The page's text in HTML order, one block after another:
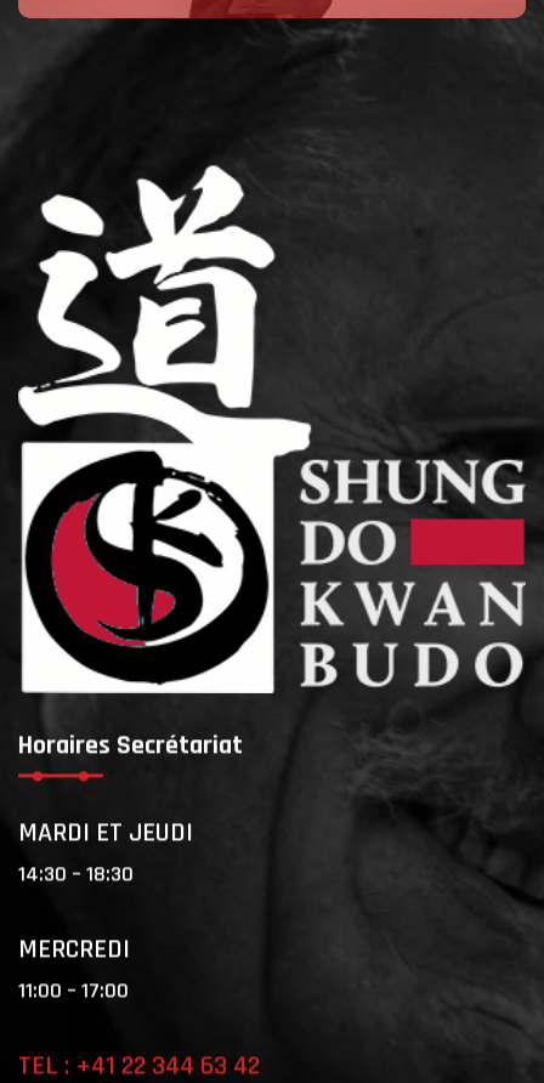
Horaires Secrétariat
MARDI ET JEUDI
14:30 – 18:30
MERCREDI
11:00 – 17:00
TEL : +41 22 344 63 42